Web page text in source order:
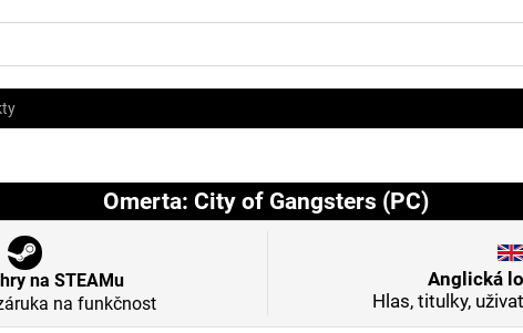
Omerta: City of Gangsters (PC)
na STEAMu
na funkčnost
Anglická
Hlas, titulky,